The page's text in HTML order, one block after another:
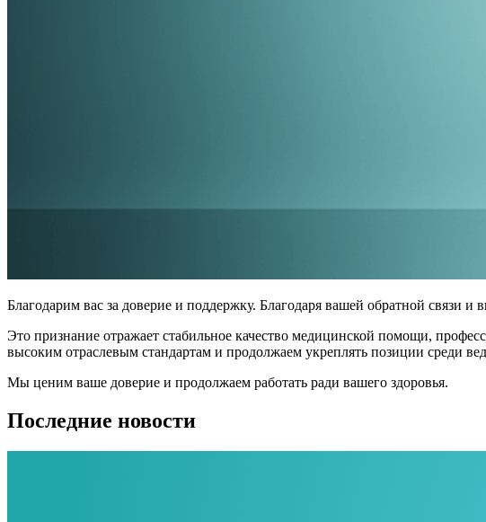
Благодарим вас за доверие и поддержку. Благодаря вашей обратной связи
Это признание отражает стабильное качество медицинской помощи,
высоким отраслевым стандартам и продолжаем укреплять позиции среди
Мы ценим ваше доверие и продолжаем работать ради вашего здоровья.
Последние новости